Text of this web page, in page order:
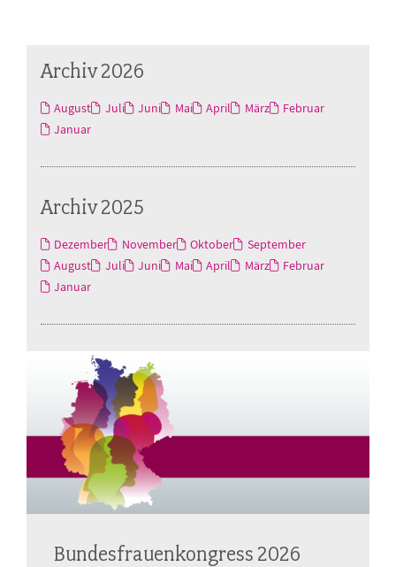
Archiv 2026
August Juli Juni Mai April März
Februar
Januar
Archiv 2025
Dezember November Oktober
September
August
Juli Juni Mai April März
Februar
Januar
Bundesfrauenkongress 2026